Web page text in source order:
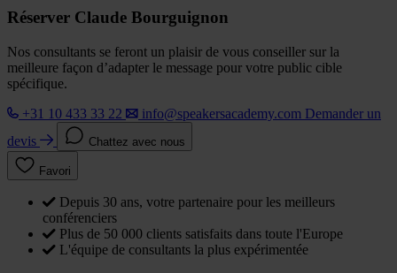
Réserver Claude Bourguignon
Nos consultants se feront un plaisir de vous conseiller sur la
meilleure façon d’adapter le message pour votre public cible
spécifique.
+31 10 433 33 22
info@speakersacademy.com Demander un
devis
Chattez avec nous
Favori
Depuis 30 ans, votre partenaire pour les meilleurs
conférenciers
Plus de 50 000 clients satisfaits dans toute l'Europe
L'équipe de consultants la plus expérimentée